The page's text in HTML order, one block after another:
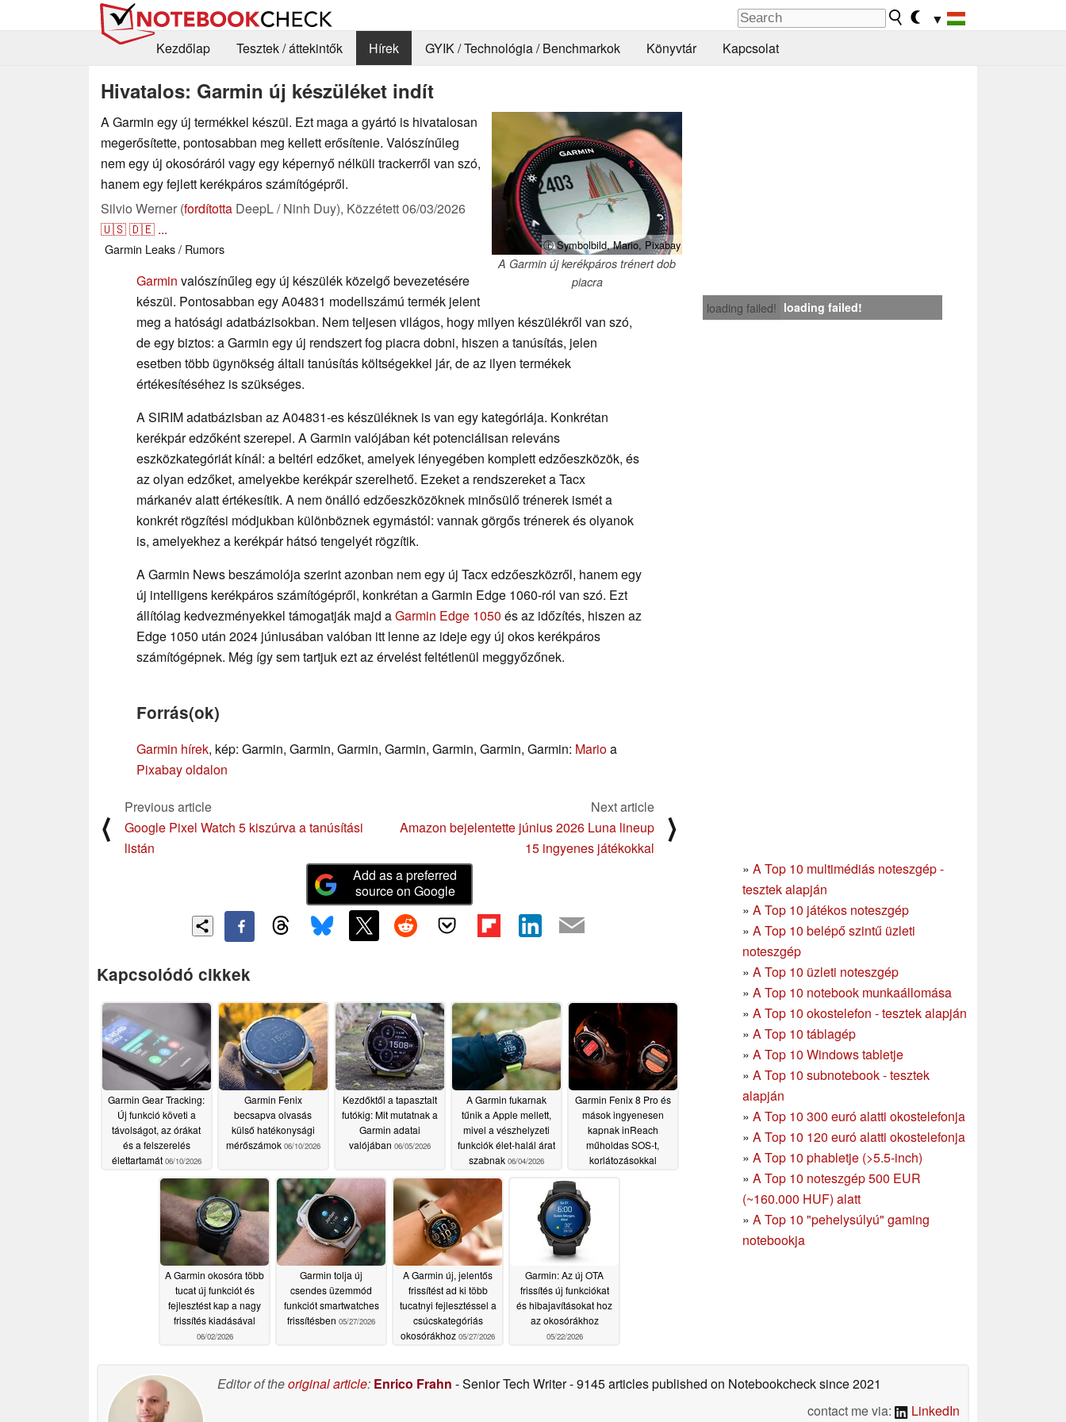
▼
Kezdőlap
Tesztek / áttekintők Hírek GYIK / Technológia / Benchmarkok Könyvtár Kapcsolat
Hivatalos: Garmin új készüléket indít
ⓘ Symbolbild, Mario, Pixabay
A Garmin új kerékpáros trénert dob
piacra
A Garmin egy új termékkel készül. Ezt maga a gyártó is hivatalosan
megerősítette, pontosabban meg kellett erősítenie. Valószínűleg
nem egy új okosóráról vagy egy képernyő nélküli trackerről van szó,
hanem egy fejlett kerékpáros számítógépről.
Silvio Werner (fordította DeepL / Ninh Duy), Közzétett06/03/2026
🇺🇸🇩🇪 ...
Garmin Leaks / Rumors
loading failed! loading failed!
Garmin valószínűleg egy új készülék közelgő bevezetésére
készül. Pontosabban egy A04831 modellszámú termék jelent
meg a hatósági adatbázisokban. Nem teljesen világos, hogy milyen készülékről van szó,
de egy biztos: a Garmin egy új rendszert fog piacra dobni, hiszen a tanúsítás, jelen
esetben több ügynökség általi tanúsítás költségekkel jár, de az ilyen termékek
értékesítéséhez is szükséges.
A SIRIM adatbázisban az A04831-es készüléknek is van egy kategóriája. Konkrétan
kerékpár edzőként szerepel. A Garmin valójában két potenciálisan releváns
eszközkategóriát kínál: a beltéri edzőket, amelyek lényegében komplett edzőeszközök, és
az olyan edzőket, amelyekbe kerékpár szerelhető. Ezeket a rendszereket a Tacx
márkanév alatt értékesítik. A nem önálló edzőeszközöknek minősülő trénerek ismét a
konkrét rögzítési módjukban különböznek egymástól: vannak görgős trénerek és olyanok
is, amelyekhez a kerékpár hátsó tengelyét rögzítik.
A Garmin News beszámolója szerint azonban nem egy új Tacx edzőeszközről, hanem egy
új intelligens kerékpáros számítógépről, konkrétan a Garmin Edge 1060-ról van szó. Ezt
állítólag kedvezményekkel támogatják majd aGarmin Edge 1050 és az időzítés, hiszen az
Edge 1050 után 2024 júniusában valóban itt lenne az ideje egy új okos kerékpáros
számítógépnek. Még így sem tartjuk ezt az érvelést feltétlenül meggyőzőnek.
Forrás(ok)
Garmin hírek, kép: Garmin, Garmin, Garmin, Garmin, Garmin, Garmin, Garmin: Marioa
Pixabay oldalon
⟨
Previous article
Google Pixel Watch 5 kiszúrva a tanúsítási
listán
Next article
Amazon bejelentette június 2026 Luna lineup
15 ingyenes játékokkal
⟩
» A Top 10 multimédiás noteszgép -
tesztek alapján
» A Top 10 játékos noteszgép
» A Top 10 belépő szintű üzleti
noteszgép
» A Top 10 üzleti noteszgép
» A Top 10 notebook munkaállomása
» A Top 10 okostelefon - tesztek alapján
» A Top 10 táblagép
» A Top 10 Windows tabletje
» A Top 10 subnotebook - tesztek
alapján
» A Top 10 300 euró alatti okostelefonja
» A Top 10 120 euró alatti okostelefonja
» A Top 10 phabletje (>5.5-inch)
» A Top 10 noteszgép 500 EUR
(~160.000 HUF) alatt
» A Top 10 "pehelysúlyú" gaming
notebookja
Add as a preferred
source on Google
Kapcsolódó cikkek
Garmin Gear Tracking:
Új funkció követi a
távolságot, az órákat
és a felszerelés
élettartamát 06/10/2026
Garmin Fenix
becsapva olvasás
külső hatékonysági
mérőszámok 06/10/2026
Kezdőktől a tapasztalt
futókig: Mit mutatnak a
Garmin adatai
valójában 06/05/2026
A Garmin fukarnak
tűnik a Apple mellett,
mivel a vészhelyzeti
funkciók élet-halál árat
szabnak 06/04/2026
Garmin Fenix 8 Pro és
mások ingyenesen
kapnak inReach
műholdas SOS-t,
korlátozásokkal
A Garmin okosóra több
tucat új funkciót és
fejlesztést kap a nagy
frissítés kiadásával
06/02/2026
Garmin tolja új
csendes üzemmód
funkciót smartwatches
frissítésben 05/27/2026
A Garmin új, jelentős
frissítést ad ki több
tucatnyi fejlesztéssel a
csúcskategóriás
okosórákhoz 05/27/2026
Garmin: Az új OTA
frissítés új funkciókat
és hibajavításokat hoz
az okosórákhoz
05/22/2026
Editor of theoriginal article: Enrico Frahn - Senior Tech Writer- 9145 articles published on Notebookchecksince 2021
contact me via:
LinkedIn